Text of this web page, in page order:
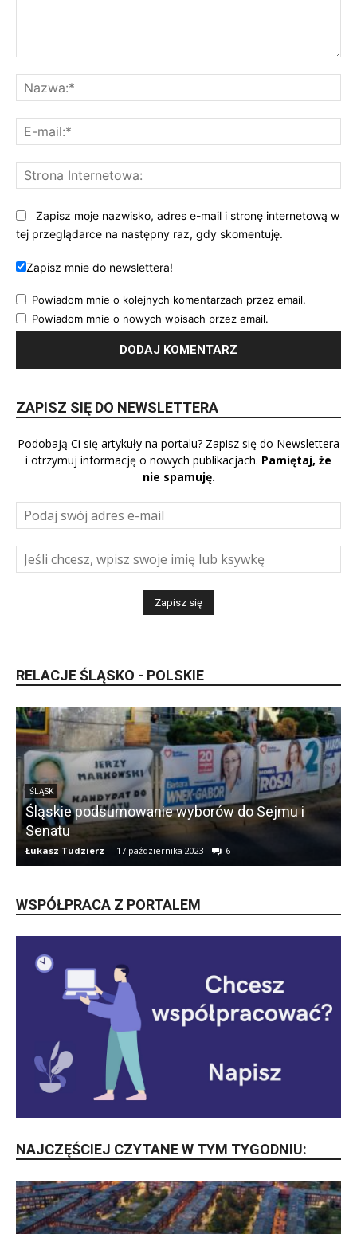
Zapisz moje nazwisko, adres e-mail i stronę internetową w
tej przeglądarce na następny raz, gdy skomentuję.
Zapisz mnie do newslettera!
Powiadom mnie o kolejnych komentarzach przez email.
Powiadom mnie o nowych wpisach przez email.
ZAPISZ SIĘ DO NEWSLETTERA
Podobają Ci się artykuły na portalu? Zapisz się do Newslettera
i otrzymuj informację o nowych publikacjach. Pamiętaj, że
nie spamuję.
RELACJE ŚLĄSKO - POLSKIE
ŚLĄSK
Śląskie podsumowanie wyborów do Sejmu i
Senatu
Łukasz Tudzierz - 17 października 2023 6
WSPÓŁPRACA Z PORTALEM
NAJCZĘŚCIEJ CZYTANE W TYM TYGODNIU: